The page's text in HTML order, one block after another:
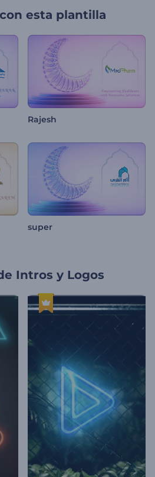
esta plantilla
Rajesh
super
Intros y Logos